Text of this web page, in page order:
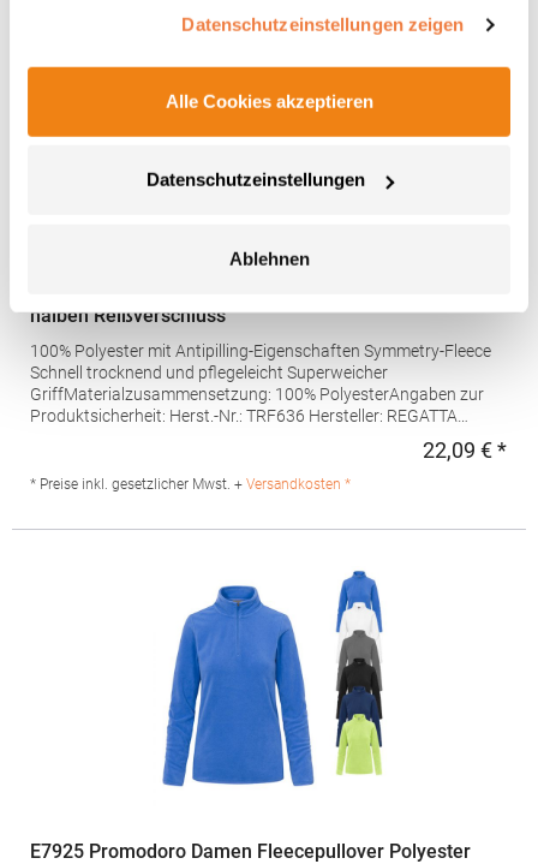
Datenschutzeinstellungen zeigen
Alle Cookies akzeptieren
Datenschutzeinstellungen
Ablehnen
halben Reißverschluss
100% Polyester mit Antipilling-Eigenschaften Symmetry-Fleece
Schnell trocknend und pflegeleicht Superweicher
GriffMaterialzusammensetzung: 100% PolyesterAngaben zur
Produktsicherheit: Herst.-Nr.: TRF636 Hersteller: REGATTA
22,09 € *
* Preise inkl. gesetzlicher Mwst. + Versandkosten *
E7925 Promodoro Damen Fleecepullover Polyester